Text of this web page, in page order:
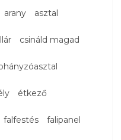
arany asztal
csináld magad
étkező
falfestés falipanel